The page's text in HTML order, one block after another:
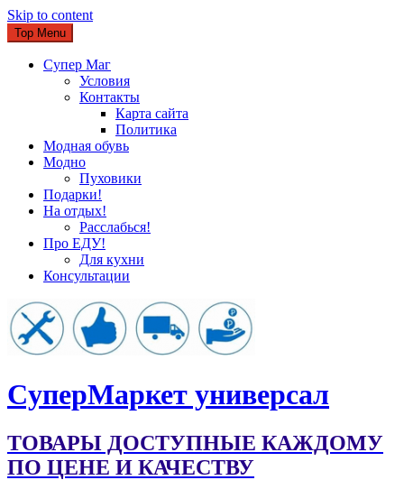
Skip to content
Top Menu
Супер Маг
Условия
Контакты
Карта сайта
Политика
Модная обувь
Модно
Пуховики
Подарки!
На отдых!
Расслабься!
Про ЕДУ!
Для кухни
Консультации
CуперМаркет универсал
ТОВАРЫ ДОСТУПНЫЕ КАЖДОМУ
ПО ЦЕНЕ И КАЧЕСТВУ